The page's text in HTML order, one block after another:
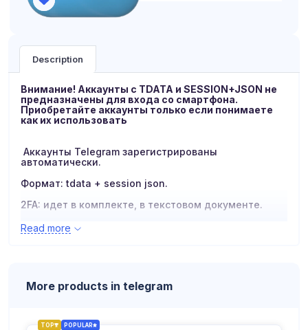
Description
Внимание! Аккаунты с TDATA и SESSION+JSON не
предназначены для входа со смартфона.
Приобретайте аккаунты только если понимаете
как их использовать
Аккаунты Telegram зарегистрированы
автоматически.
Формат: tdata + session json.
2FA: идет в комплекте, в текстовом документе.
Аккаунты могут быть пустыми, либо с чатами/
диалогами.
Read more
More products in telegram
TOP POPULAR